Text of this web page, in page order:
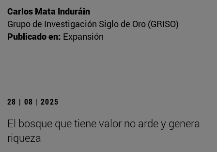
Carlos Mata Induráin
Grupo de Investigación Siglo de Oro (GRISO)
Publicado en: Expansión
28 | 08 | 2025
El bosque que tiene valor no arde y genera
riqueza